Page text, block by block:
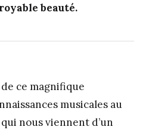
beauté.
ce magnifique
musicales au
nous viennent d’un